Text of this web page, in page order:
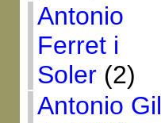
Antonio
Ferret i
Soler(2)
Antonio Gil